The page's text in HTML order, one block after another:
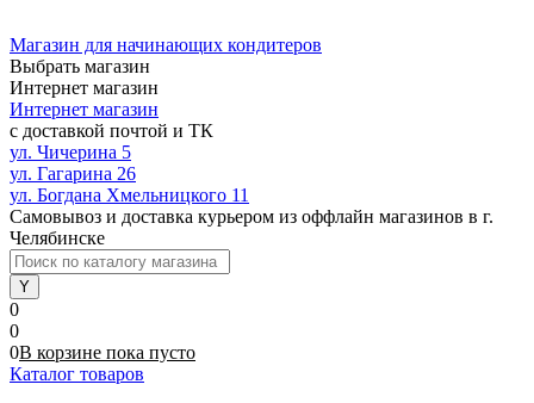
Магазин для начинающих кондитеров
Выбрать магазин
Интернет магазин
Интернет магазин
с доставкой почтой и ТК
ул. Чичерина 5
ул. Гагарина 26
ул. Богдана Хмельницкого 11
Самовывоз и доставка курьером из оффлайн магазинов в г.
Челябинске
0
0
0В корзине пока пусто
Каталог товаров